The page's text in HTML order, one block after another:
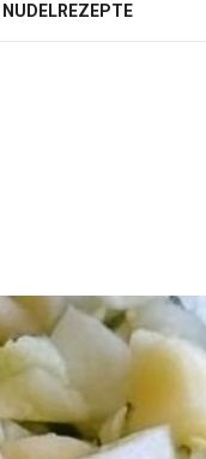
NUDELREZEPTE